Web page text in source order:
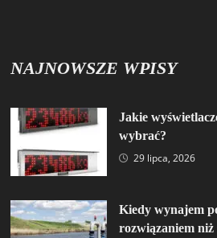
NAJNOWSZE WPISY
Jakie
wybrać?
29 lipca, 2026
Kiedy wynajem
rozwiązaniem